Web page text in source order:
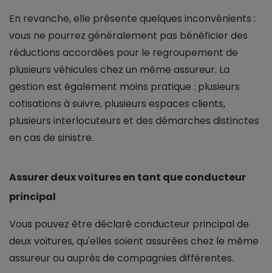
En revanche, elle présente quelques inconvénients :
vous ne pourrez généralement pas bénéficier des
réductions accordées pour le regroupement de
plusieurs véhicules chez un même assureur. La
gestion est également moins pratique : plusieurs
cotisations à suivre, plusieurs espaces clients,
plusieurs interlocuteurs et des démarches distinctes
en cas de sinistre.
Assurer deux voitures en tant que conducteur
principal
Vous pouvez être déclaré conducteur principal de
deux voitures, qu'elles soient assurées chez le même
assureur ou auprès de compagnies différentes.